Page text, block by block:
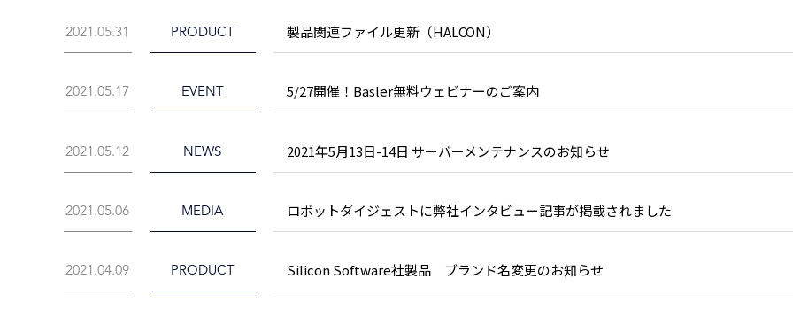
2021.05.31 PRODUCT 製品関連ファイル更新（HALCON）
2021.05.17 EVENT 5/27開催！Basler無料ウェビナーのご案内
2021.05.12 NEWS 2021年5月13日-14日 サーバーメンテナンスのお知らせ
2021.05.06 MEDIA ロボットダイジェストに弊社インタビュー記事が掲載されました
2021.04.09 PRODUCT Silicon Software社製品 ブランド名変更のお知らせ